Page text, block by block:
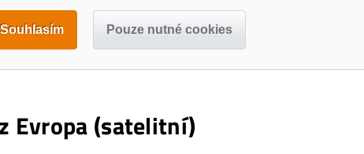
KE STAŽENÍ
Evropa (satelitní)